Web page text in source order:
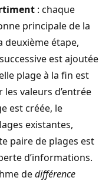
: chaque
principale de la
deuxième étape,
est ajoutée
plage à la fin est
valeurs d’entrée
est créée, le
existantes,
paire de plages est
d’informations.
dedifférence